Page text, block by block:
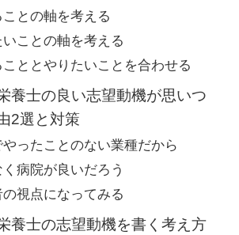
ことの軸を考える
ことの軸を考える
こととやりたいことを合わせる
養士の良い志望動機が思いつ
2選と対策
ったことのない業種だから
病院が良いだろう
視点になってみる
養士の志望動機を書く考え方